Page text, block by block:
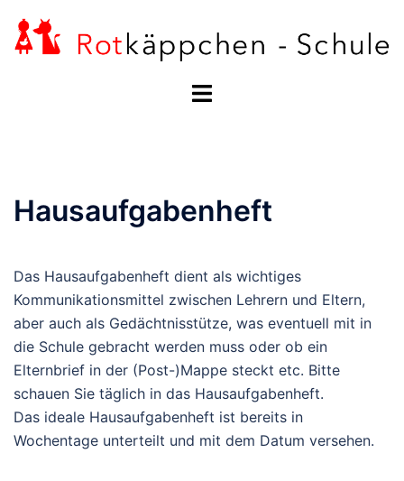
Inhalt
springen
Menü
Hausaufgabenheft
Das Hausaufgabenheft dient als wichtiges
Kommunikationsmittel zwischen Lehrern und Eltern,
aber auch als Gedächtnisstütze, was eventuell mit in
die Schule gebracht werden muss oder ob ein
Elternbrief in der (Post-)Mappe steckt etc. Bitte
schauen Sie täglich in das Hausaufgabenheft.
Das ideale Hausaufgabenheft ist bereits in
Wochentage unterteilt und mit dem Datum versehen.